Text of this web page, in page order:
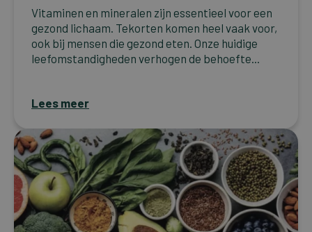
Vitaminen en mineralen zijn essentieel voor een
gezond lichaam. Tekorten komen heel vaak voor,
ook bij mensen die gezond eten. Onze huidige
leefomstandigheden verhogen de behoefte...
Lees meer